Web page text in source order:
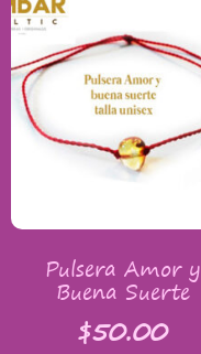
Pulsera Amor y
Buena Suerte
$50.00